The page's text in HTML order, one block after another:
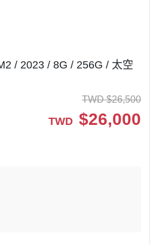
/ 2023 / 8G / 256G / 太空
TWD $26,500
TWD $26,000